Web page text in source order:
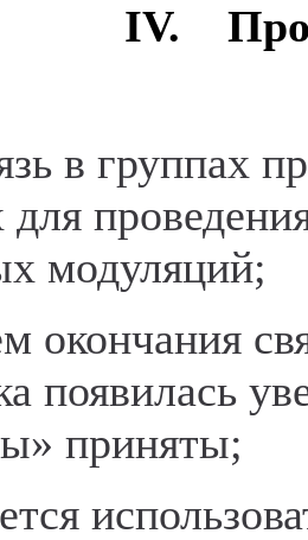
IV.
в группах
для
модуляций;
окончания
появилась
приняты;